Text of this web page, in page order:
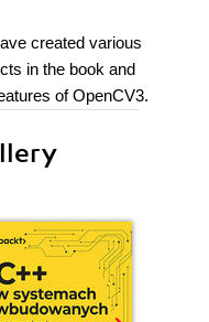
created various
in the book and
of OpenCV3.